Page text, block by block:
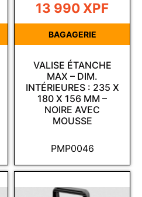
PMP0046
VALISE ÉTANCHE
MAX – DIM.
INTÉRIEURES : 235 X
180 X 156 MM –
NOIRE AVEC
MOUSSE
13 990 XPF
BAGAGERIE